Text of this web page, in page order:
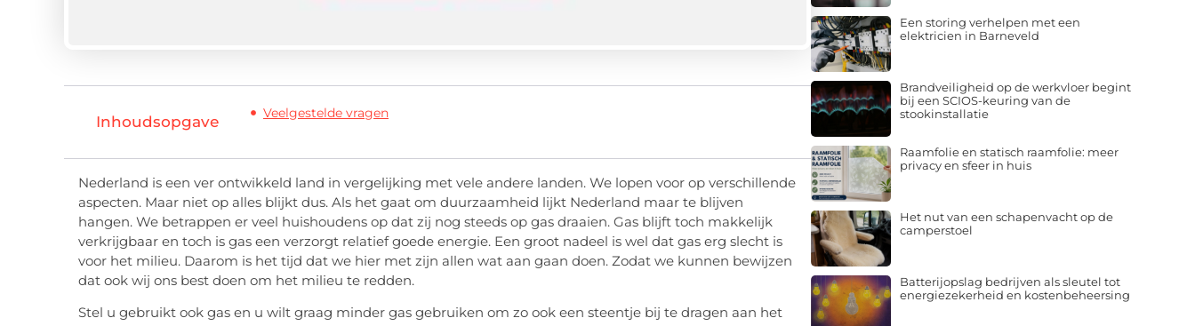
Inhoudsopgave Veelgestelde vragen
Nederland is een ver ontwikkeld land in vergelijking met vele andere landen. We lopen voor op verschillende
aspecten. Maar niet op alles blijkt dus. Als het gaat om duurzaamheid lijkt Nederland maar te blijven
hangen. We betrappen er veel huishoudens op dat zij nog steeds op gas draaien. Gas blijft toch makkelijk
verkrijgbaar en toch is gas een verzorgt relatief goede energie. Een groot nadeel is wel dat gas erg slecht is
voor het milieu. Daarom is het tijd dat we hier met zijn allen wat aan gaan doen. Zodat we kunnen bewijzen
dat ook wij ons best doen om het milieu te redden.
Stel u gebruikt ook gas en u wilt graag minder gas gebruiken om zo ook een steentje bij te dragen aan het
Een storing verhelpen met een
elektricien in Barneveld
Brandveiligheid op de werkvloer begint
bij een SCIOS-keuring van de
stookinstallatie
Raamfolie en statisch raamfolie: meer
privacy en sfeer in huis
Het nut van een schapenvacht op de
camperstoel
Batterijopslag bedrijven als sleutel tot
energiezekerheid en kostenbeheersing